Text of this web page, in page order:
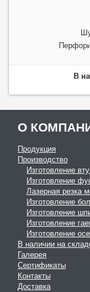
В
О
Продукция
Производство
Изготовление
Изготовление
Лазерная резка
Изготовление
Изготовление
Изготовление
Изготовление
В наличии на
Галерея
Сертификаты
Контакты
Доставка